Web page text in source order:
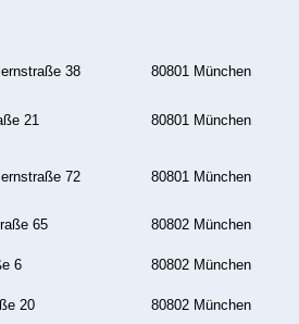
38 80801 München
21 80801 München
72 80801 München
65 80802 München
6 80802 München
20 80802 München